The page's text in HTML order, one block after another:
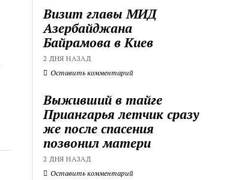
Визит главы МИД
Азербайджана
Байрамова в Киев
2 ДНЯ НАЗАД
Оставить комментарий
Выживший в тайге
Приангарья летчик сразу
же после спасения
позвонил матери
2 ДНЯ НАЗАД
Оставить комментарий